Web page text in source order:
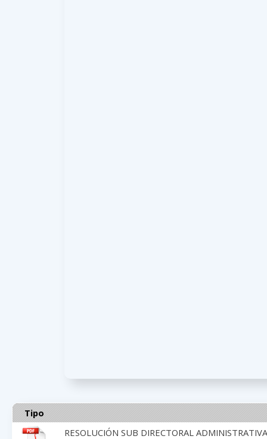
Tipo
RESOLUCIÓN SUB DIRECTORAL